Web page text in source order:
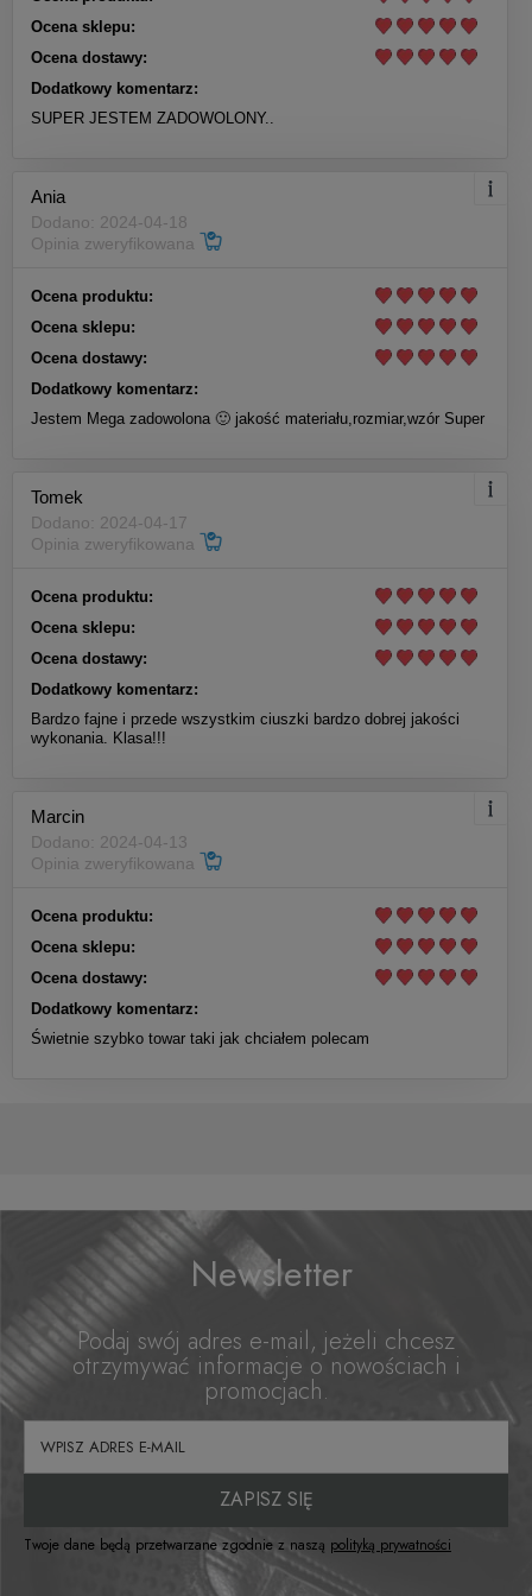
Ocena sklepu:
Ocena dostawy:
Dodatkowy komentarz:
SUPER JESTEM ZADOWOLONY..
Ania
Dodano: 2024-04-18
Opinia zweryfikowana
Ocena produktu:
Ocena sklepu:
Ocena dostawy:
Dodatkowy komentarz:
Jestem Mega zadowolona 🙂 jakość materiału,rozmiar,wzór Super
Tomek
Dodano: 2024-04-17
Opinia zweryfikowana
Ocena produktu:
Ocena sklepu:
Ocena dostawy:
Dodatkowy komentarz:
Bardzo fajne i przede wszystkim ciuszki bardzo dobrej jakości
wykonania. Klasa!!!
Marcin
Dodano: 2024-04-13
Opinia zweryfikowana
Ocena produktu:
Ocena sklepu:
Ocena dostawy:
Dodatkowy komentarz:
Świetnie szybko towar taki jak chciałem polecam
Newsletter
Podaj swój adres e-mail, jeżeli chcesz
otrzymywać informacje o nowościach i
promocjach.
ZAPISZ SIĘ
Twoje dane będą przetwarzane zgodnie z naszą polityką prywatności